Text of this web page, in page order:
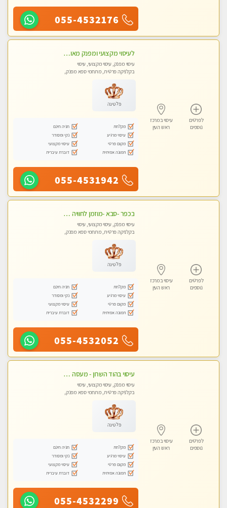
055-4532176
לפרטים
נוספים
עיסוי במרכז
ראש העין
לעיסוי מקצועי ומפנק מאוד. לחוויה מרגיעה ומפנקת .מומלץ מאוד !!! בכפר -סבא
עיסוי מפנק, עיסוי מקצועי, עיסוי
בקלניקה פרטית, מתחמי ספא מפנק,
פלטינה
מקלחת
חניה חינם
עיסוי מרגיע
נקי ומסודר
מקום פרטי
עיסוי מקצועי
תמונה אמיתית
דוברת עיברית
055-4531942
לפרטים
נוספים
עיסוי במרכז
ראש העין
בכפר -סבא -מוזמן לחוויה בלתי נשכחת!!!עיסוי מפנק ביותר מומלץ לחלוטין!!!
עיסוי מפנק, עיסוי מקצועי, עיסוי
בקלניקה פרטית, מתחמי ספא מפנק,
פלטינה
מקלחת
חניה חינם
עיסוי מרגיע
נקי ומסודר
מקום פרטי
עיסוי מקצועי
תמונה אמיתית
דוברת עיברית
055-4532052
לפרטים
נוספים
עיסוי במרכז
ראש העין
עיסוי בהוד השרון - מעסה חדשה ואיכותית לעיסוי מרגיע ומפנק VIP-מומלץ לחלוטין! פרטי! ​​​​​​ Highly recommended
עיסוי מפנק, עיסוי מקצועי, עיסוי
בקלניקה פרטית, מתחמי ספא מפנק,
פלטינה
מקלחת
חניה חינם
עיסוי מרגיע
נקי ומסודר
מקום פרטי
עיסוי מקצועי
תמונה אמיתית
דוברת עיברית
055-4532299